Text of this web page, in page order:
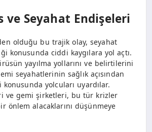
ve Seyahat Endişeleri
olduğu bu trajik olay, seyahat
konusunda ciddi kaygılara yol açtı.
yayılma yollarını ve belirtilerini
seyahatlerinin sağlık açısından
konusunda yolcuları uyardılar.
ve gemi şirketleri, bu tür krizler
önlem alacaklarını düşünmeye